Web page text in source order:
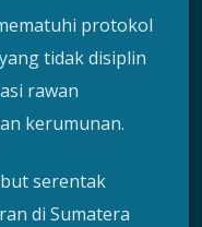
protokol
tidak disiplin
rawan
kerumunan.
serentak
di Sumatera